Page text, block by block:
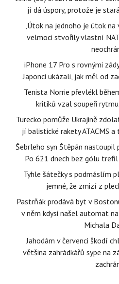
jí dá úspory, protože je
„Útok na jednoho je útok na
velmoci stvořily vlastní
iPhone 17 Pro s rovnými
Japonci ukázali, jak měl od
Tenista Norrie převlékl
kritiků vzal soupeři
Turecko pomůže Ukrajině
jí balistické rakety ATACMS
Šebrleho syn Štěpán nastoupil
Po 621 dnech bez gólu
Tyhle šátečky s podmáslím
jemné, že zmizí z
Pastrňák prodává byt v
v něm kdysi našel automat
Michala
Jahodám v červenci škodí
většina zahrádkářů sype na